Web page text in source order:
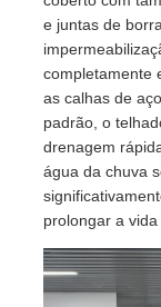
e juntas de
completamente
as calhas de
padrão, o
drenagem
água da chuva
prolongar a